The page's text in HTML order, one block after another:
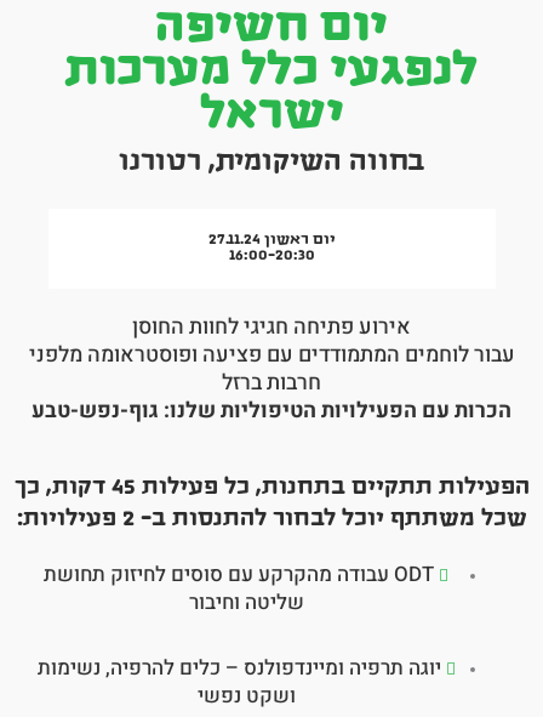
יום חשיפה
לנפגעי כלל מערכות
ישראל
בחווה השיקומית, רטורנו
יום ראשון 27.11.24
16:00-20:30‎
אירוע פתיחה חגיגי לחוות החוסן
לוחמים המתמודדים עם פציעה ופוסטראומה מלפני
חרבות ברזל
עם הפעילויות הטיפוליות שלנו: גוף-נפש-טבע
הפעילות תתקיים בתחנות, כל פעילות 45 דקות, כך
משתתף יוכל לבחור להתנסות ב- 2 פעילויות:
ODT עבודה מהקרקע עם סוסים לחיזוק תחושת
שליטה וחיבור
יוגה תרפיה ומיינדפולנס – כלים להרפיה, נשימות
ושקט נפשי